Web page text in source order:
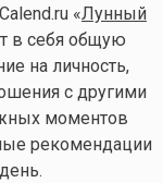
«Лунный
в себя общую
на личность,
с другими
моментов
рекомендации